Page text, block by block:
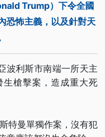
Trump）下令全國
恐怖主義，以及針對天
波利斯市南端一所天主
槍擊案，造成重大死
特曼單獨作案，沒有犯